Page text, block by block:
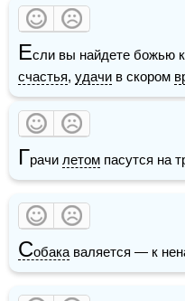
Е
счастья, удачи в скором
Грачи летом пасутся на
Собака валяется — к